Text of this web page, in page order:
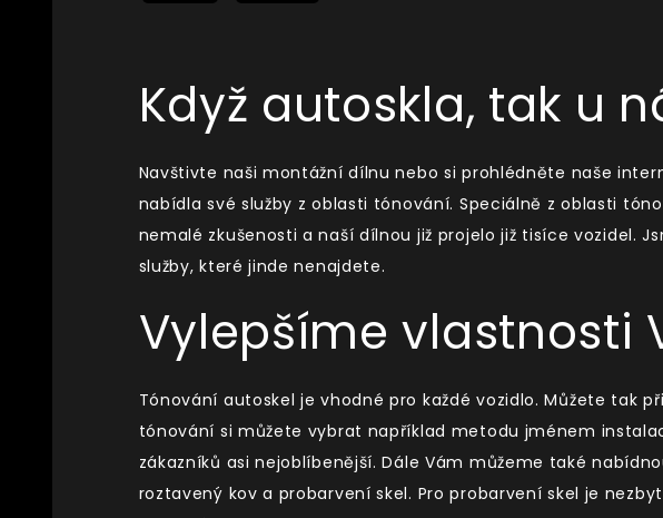
Když autoskla, tak u
Navštivte naši montážní dílnu nebo si prohlédněte naše
nabídla své služby z oblasti tónování. Speciálně z oblasti
nemalé zkušenosti a naší dílnou již projelo již tisíce vozidel.
služby, které jinde nenajdete.
Vylepšíme vlastnosti
Tónování autoskel je vhodné pro každé vozidlo. Můžete tak
tónování si můžete vybrat například metodu jménem
zákazníků asi nejoblíbenější. Dále Vám můžeme také
roztavený kov a probarvení skel. Pro probarvení skel je